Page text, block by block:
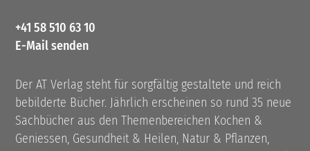
+41 58 510 63 10
E-Mail senden
Der AT Verlag steht für sorgfältig gestaltete und reich
bebilderte Bücher. Jährlich erscheinen so rund 35 neue
Sachbücher aus den Themenbereichen Kochen &
Geniessen, Gesundheit & Heilen, Natur & Pflanzen,